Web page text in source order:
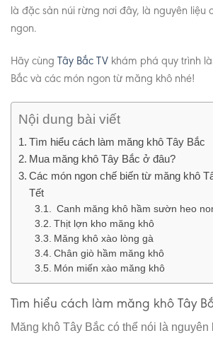
là đặc sản núi rừng nơi đây, là nguyên liệu
ngon.
Hãy cùng Tây Bắc TV khám phá quy trình
Bắc và các món ngon từ măng khô nhé!
Nội dung bài viết
Tìm hiểu cách làm măng khô Tây Bắc
Mua măng khô Tây Bắc ở đâu?
Các món ngon chế biến từ măng khô
Tết
Canh măng khô hầm sườn heo
Thịt lợn kho măng khô
Măng khô xào lòng gà
Chân giò hầm măng khô
Món miến xào măng khô
Tìm hiểu cách làm măng khô Tây
Măng khô Tây Bắc có thể nói là